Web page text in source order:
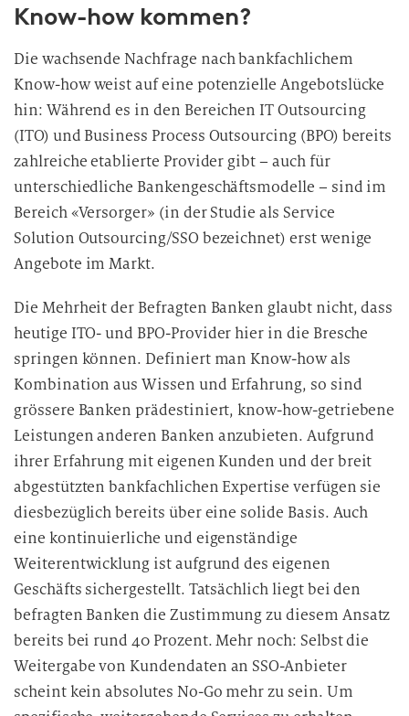
Know-how kommen?
Die wachsende Nachfrage nach bankfachlichem
Know-how weist auf eine potenzielle Angebotslücke
hin: Während es in den Bereichen IT Outsourcing
(ITO) und Business Process Outsourcing (BPO) bereits
zahlreiche etablierte Provider gibt – auch für
unterschiedliche Bankengeschäftsmodelle – sind im
Bereich «Versorger» (in der Studie als Service
Solution Outsourcing/SSO bezeichnet) erst wenige
Angebote im Markt.
Die Mehrheit der Befragten Banken glaubt nicht, dass
heutige ITO- und BPO-Provider hier in die Bresche
springen können. Definiert man Know-how als
Kombination aus Wissen und Erfahrung, so sind
grössere Banken prädestiniert, know-how-getriebene
Leistungen anderen Banken anzubieten. Aufgrund
ihrer Erfahrung mit eigenen Kunden und der breit
abgestützten bankfachlichen Expertise verfügen sie
diesbezüglich bereits über eine solide Basis. Auch
eine kontinuierliche und eigenständige
Weiterentwicklung ist aufgrund des eigenen
Geschäfts sichergestellt. Tatsächlich liegt bei den
befragten Banken die Zustimmung zu diesem Ansatz
bereits bei rund 40 Prozent. Mehr noch: Selbst die
Weitergabe von Kundendaten an SSO-Anbieter
scheint kein absolutes No-Go mehr zu sein. Um